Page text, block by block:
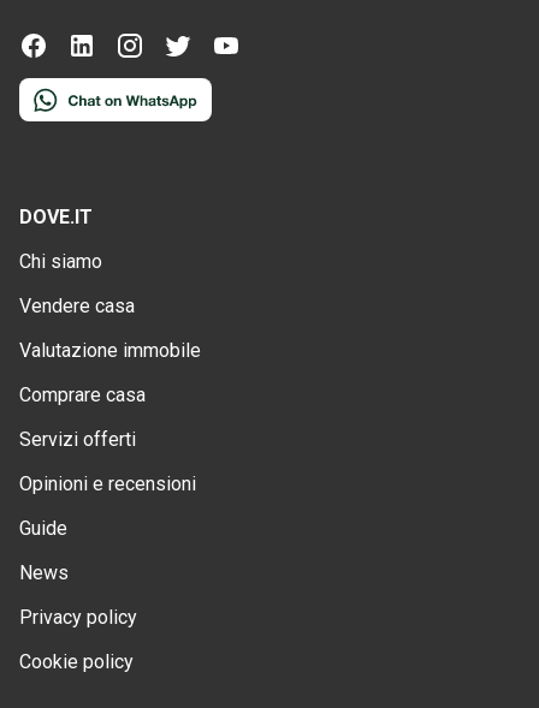
DOVE.IT
Chi siamo
Vendere casa
Valutazione immobile
Comprare casa
Servizi offerti
Opinioni e recensioni
Guide
News
Privacy policy
Cookie policy